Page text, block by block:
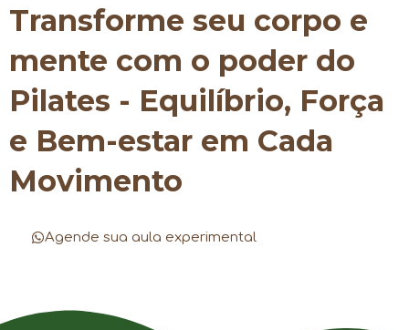
Transforme seu corpo e
mente com o poder do
Pilates - Equilíbrio, Força
e Bem-estar em Cada
Movimento
Agende sua aula experimental